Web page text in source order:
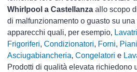
Whirlpool a Castellanza allo scopo
di malfunzionamento o guasto su una
apparecchi quali, per esempio,
Frigoriferi, Condizionatori, Forni,
Asciugabiancheria, Congelatori e
Prodotti di qualità elevata richiedono